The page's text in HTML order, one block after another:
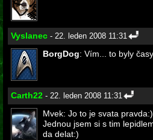
Vyslanec - 22. leden 2008 11:31
BorgDog: Vím... to byly
Carth22 - 22. leden 2008 11:31
Mvek: Jo to je svata pravda:)
Jednou jsem si s tim
da delat:)